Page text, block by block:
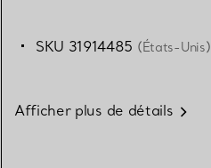
SKU 31914485 (États-Unis)
Afficher plus de détails